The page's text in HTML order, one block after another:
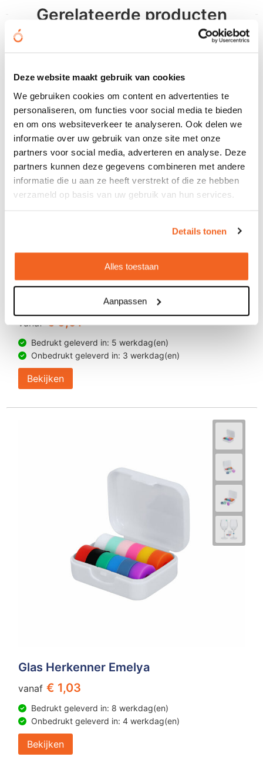
Deze website maakt gebruik van cookies
We gebruiken cookies om content en advertenties te
personaliseren, om functies voor social media te bieden
en om ons websiteverkeer te analyseren. Ook delen we
informatie over uw gebruik van onze site met onze
partners voor social media, adverteren en analyse. Deze
partners kunnen deze gegevens combineren met andere
informatie die u aan ze heeft verstrekt of die ze hebben
verzameld op basis van uw gebruik van hun services.
Details tonen
Alles toestaan
Aanpassen
Gerelateerde producten
JENS Living Glasmarkers /6
vanaf € 5,91
Bedrukt geleverd in: 5 werkdag(en)
Onbedrukt geleverd in: 3 werkdag(en)
Bekijken
Glas Herkenner Emelya
vanaf € 1,03
Bedrukt geleverd in: 8 werkdag(en)
Onbedrukt geleverd in: 4 werkdag(en)
Bekijken